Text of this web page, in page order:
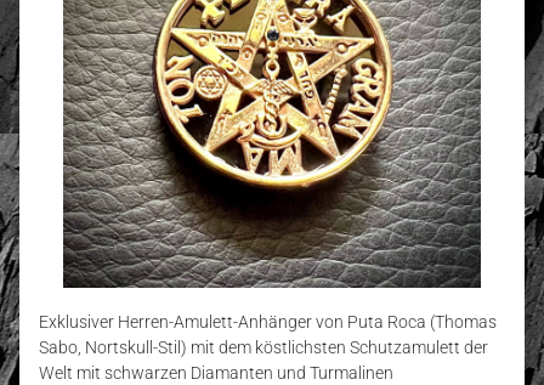
Exklusiver Herren-Amulett-Anhänger von Puta Roca (Thomas
Sabo, Nortskull-Stil) mit dem köstlichsten Schutzamulett der
Welt mit schwarzen Diamanten und Turmalinen